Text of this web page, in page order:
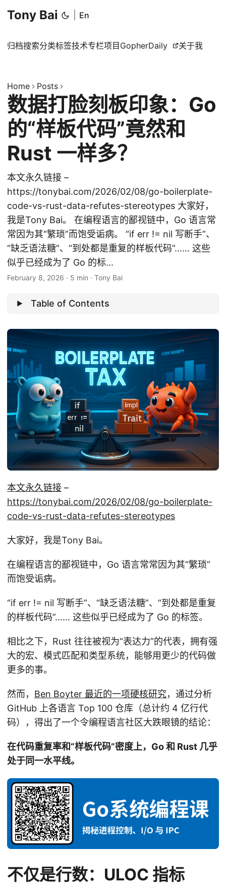
Tony Bai En
归档搜索分类标签技术专栏项目 GopherDaily 关于我
Home Posts
数据打脸刻板印象：Go
的“样板代码”竟然和
Rust 一样多？
本文永久链接 –
https://tonybai.com/2026/02/08/go-boilerplate-
code-vs-rust-data-refutes-stereotypes 大家好，
我是Tony Bai。 在编程语言的鄙视链中，Go 语言常
常因为其“繁琐”而饱受诟病。 “if err != nil 写断手”、
“缺乏语法糖”、“到处都是重复的样板代码”…… 这些
似乎已经成为了 Go 的标...
February 8, 2026 · 5 min · Tony Bai
Table of Contents
本文永久链接 –
https://tonybai.com/2026/02/08/go-boilerplate-
code-vs-rust-data-refutes-stereotypes
大家好，我是Tony Bai。
在编程语言的鄙视链中，Go 语言常常因为其“繁琐”
而饱受诟病。
“if err != nil 写断手”、“缺乏语法糖”、“到处都是重复
的样板代码”…… 这些似乎已经成为了 Go 的标签。
相比之下，Rust 往往被视为“表达力”的代表，拥有强
大的宏、模式匹配和类型系统，能够用更少的代码做
更多的事。
然而， Ben Boyter 最近的一项硬核研究，通过分析
GitHub 上各语言 Top 100 仓库（总计约 4 亿行代
码），得出了一个令编程语言社区大跌眼镜的结论：
在代码重复率和“样板代码”密度上，Go 和 Rust 几乎
处于同一水平线。
不仅是行数：ULOC 指标